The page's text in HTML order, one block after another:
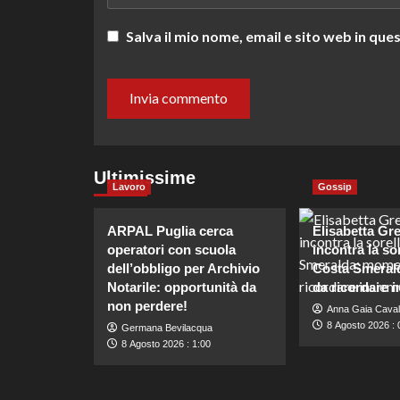
Salva il mio nome, email e sito web in
Ultimissime
Lavoro
ARPAL Puglia cerca
operatori con scuola
dell’obbligo per Archivio
Notarile: opportunità da
non perdere!
Germana Bevilacqua
8 Agosto 2026 : 1:00
Gossip
Elisabetta
incontra la
Costa
da ricordare
Anna Gaia
8 Agosto 2026 :